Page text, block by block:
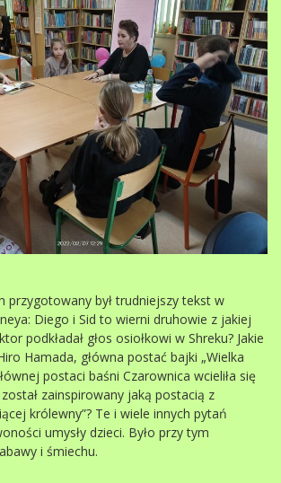
przygotowany był trudniejszy tekst w
Diego i Sid to wierni druhowie z jakiej
podkładał głos osiołkowi w Shreku? Jakie
Hamada, główna postać bajki „Wielka
postaci baśni Czarownica wcieliła się
zainspirowany jaką postacią z
królewny”? Te i wiele innych pytań
umysły dzieci. Było przy tym
i śmiechu.